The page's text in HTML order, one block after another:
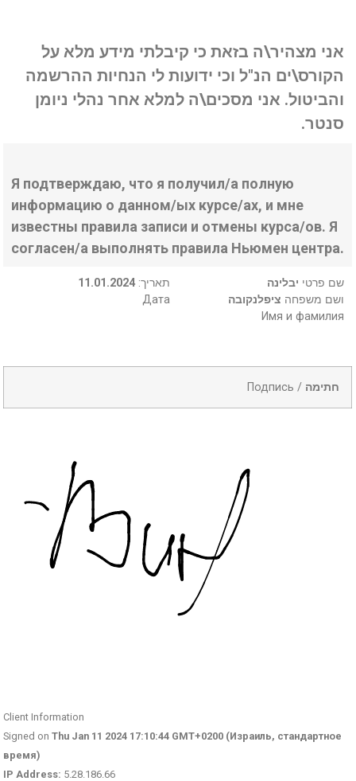
אני מצהיר\ה בזאת כי קיבלתי מידע מלא על
הקורס\ים הנ"ל וכי ידועות לי הנחיות ההרשמה
והביטול. אני מסכים\ה למלא אחר נהלי ניומן
סנטר.
Я подтверждаю, что я получил/а полную
информацию о данном/ых курсе/ах, и мне
известны правила записи и отмены курса/ов. Я
согласен/а выполнять правила Ньюмен центра.
11.01.2024 :תאריך
Дата
שם פרטי יבלינה
ושם משפחה ציפלנקובה
Имя и фамилия
Подпись / חתימה
Client Information
Signed onThu Jan 11 2024 17:10:44 GMT+0200 (Израиль, стандартное
время)
IP Address: 5.28.186.66